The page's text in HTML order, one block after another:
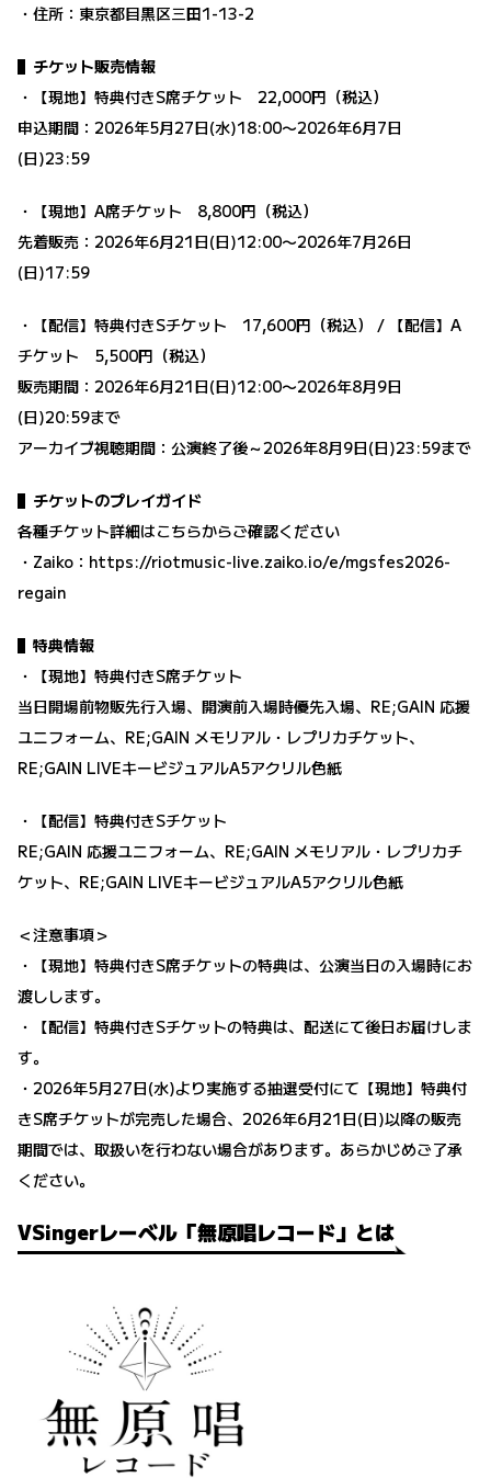
・住所：東京都目黒区三田1-13-2
▌チケット販売情報
・【現地】特典付きS席チケット 22,000円（税込）
申込期間：2026年5月27日(水)18:00〜2026年6月7日
(日)23:59
・【現地】A席チケット 8,800円（税込）
先着販売：2026年6月21日(日)12:00〜2026年7月26日
(日)17:59
・【配信】特典付きSチケット 17,600円（税込） / 【配信】A
チケット 5,500円（税込）
販売期間：2026年6月21日(日)12:00〜2026年8月9日
(日)20:59まで
アーカイブ視聴期間：公演終了後～2026年8月9日(日)23:59まで
▌チケットのプレイガイド
各種チケット詳細はこちらからご確認ください
・Zaiko： https://riotmusic-live.zaiko.io/e/mgsfes2026-
regain
▌特典情報
・【現地】特典付きS席チケット
当日開場前物販先行入場、開演前入場時優先入場、RE;GAIN 応援
ユニフォーム、RE;GAIN メモリアル・レプリカチケット、
RE;GAIN LIVEキービジュアルA5アクリル色紙
・【配信】特典付きSチケット
RE;GAIN 応援ユニフォーム、RE;GAIN メモリアル・レプリカチ
ケット、RE;GAIN LIVEキービジュアルA5アクリル色紙
＜注意事項＞
・【現地】特典付きS席チケットの特典は、公演当日の入場時にお
渡しします。
・【配信】特典付きSチケットの特典は、配送にて後日お届けしま
す。
・2026年5月27日(水)より実施する抽選受付にて【現地】特典付
きS席チケットが完売した場合、2026年6月21日(日)以降の販売
期間では、取扱いを行わない場合があります。あらかじめご了承
ください。
VSingerレーベル「無原唱レコード」とは